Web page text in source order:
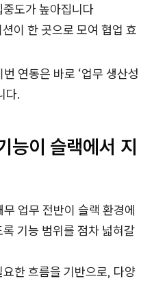
도가 높아집니다
이 한 곳으로 모여 협업 효
연동은 바로 ‘업무 생산성
다.
능이 슬랙에서 지
업무 전반이 슬랙 환경에
기능 범위를 점차 넓혀갈
한 흐름을 기반으로, 다양